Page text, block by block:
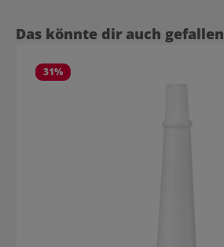
Produktgalerie überspringen
Das könnte dir auch gefallen
31%